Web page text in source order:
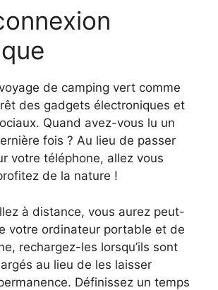
de camping vert comme
des gadgets électroniques et
Quand avez-vous lu un
fois ? Au lieu de passer
votre téléphone, allez vous
de la nature !
à distance, vous aurez peut-
votre ordinateur portable et de
rechargez-les lorsqu’ils sont
au lieu de les laisser
Définissez un temps